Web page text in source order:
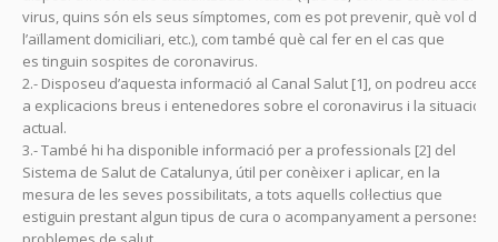
virus, quins són els seus símptomes, com es pot prevenir, què vol dir
l’aïllament domiciliari, etc.), com també què cal fer en el cas que
es tinguin sospites de coronavirus.
2.- Disposeu d’aquesta informació al Canal Salut [1], on podreu accedir
a explicacions breus i entenedores sobre el coronavirus i la situació
actual.
3.- També hi ha disponible informació per a professionals [2] del
Sistema de Salut de Catalunya, útil per conèixer i aplicar, en la
mesura de les seves possibilitats, a tots aquells col·lectius que
estiguin prestant algun tipus de cura o acompanyament a persones